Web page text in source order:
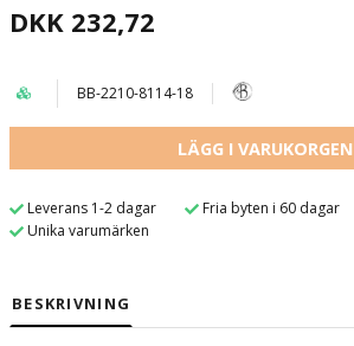
DKK 232,72
BB-2210-8114-18
LÄGG I VARUKORGEN
Leverans 1-2 dagar Fria byten i 60 dagar
Unika varumärken
BESKRIVNING